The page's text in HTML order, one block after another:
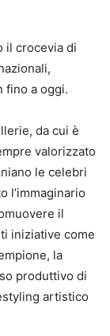
il crocevia di
fino a oggi.
da cui è
valorizzato
le celebri
l’immaginario
il
iniziative come
la
produttivo di
artistico